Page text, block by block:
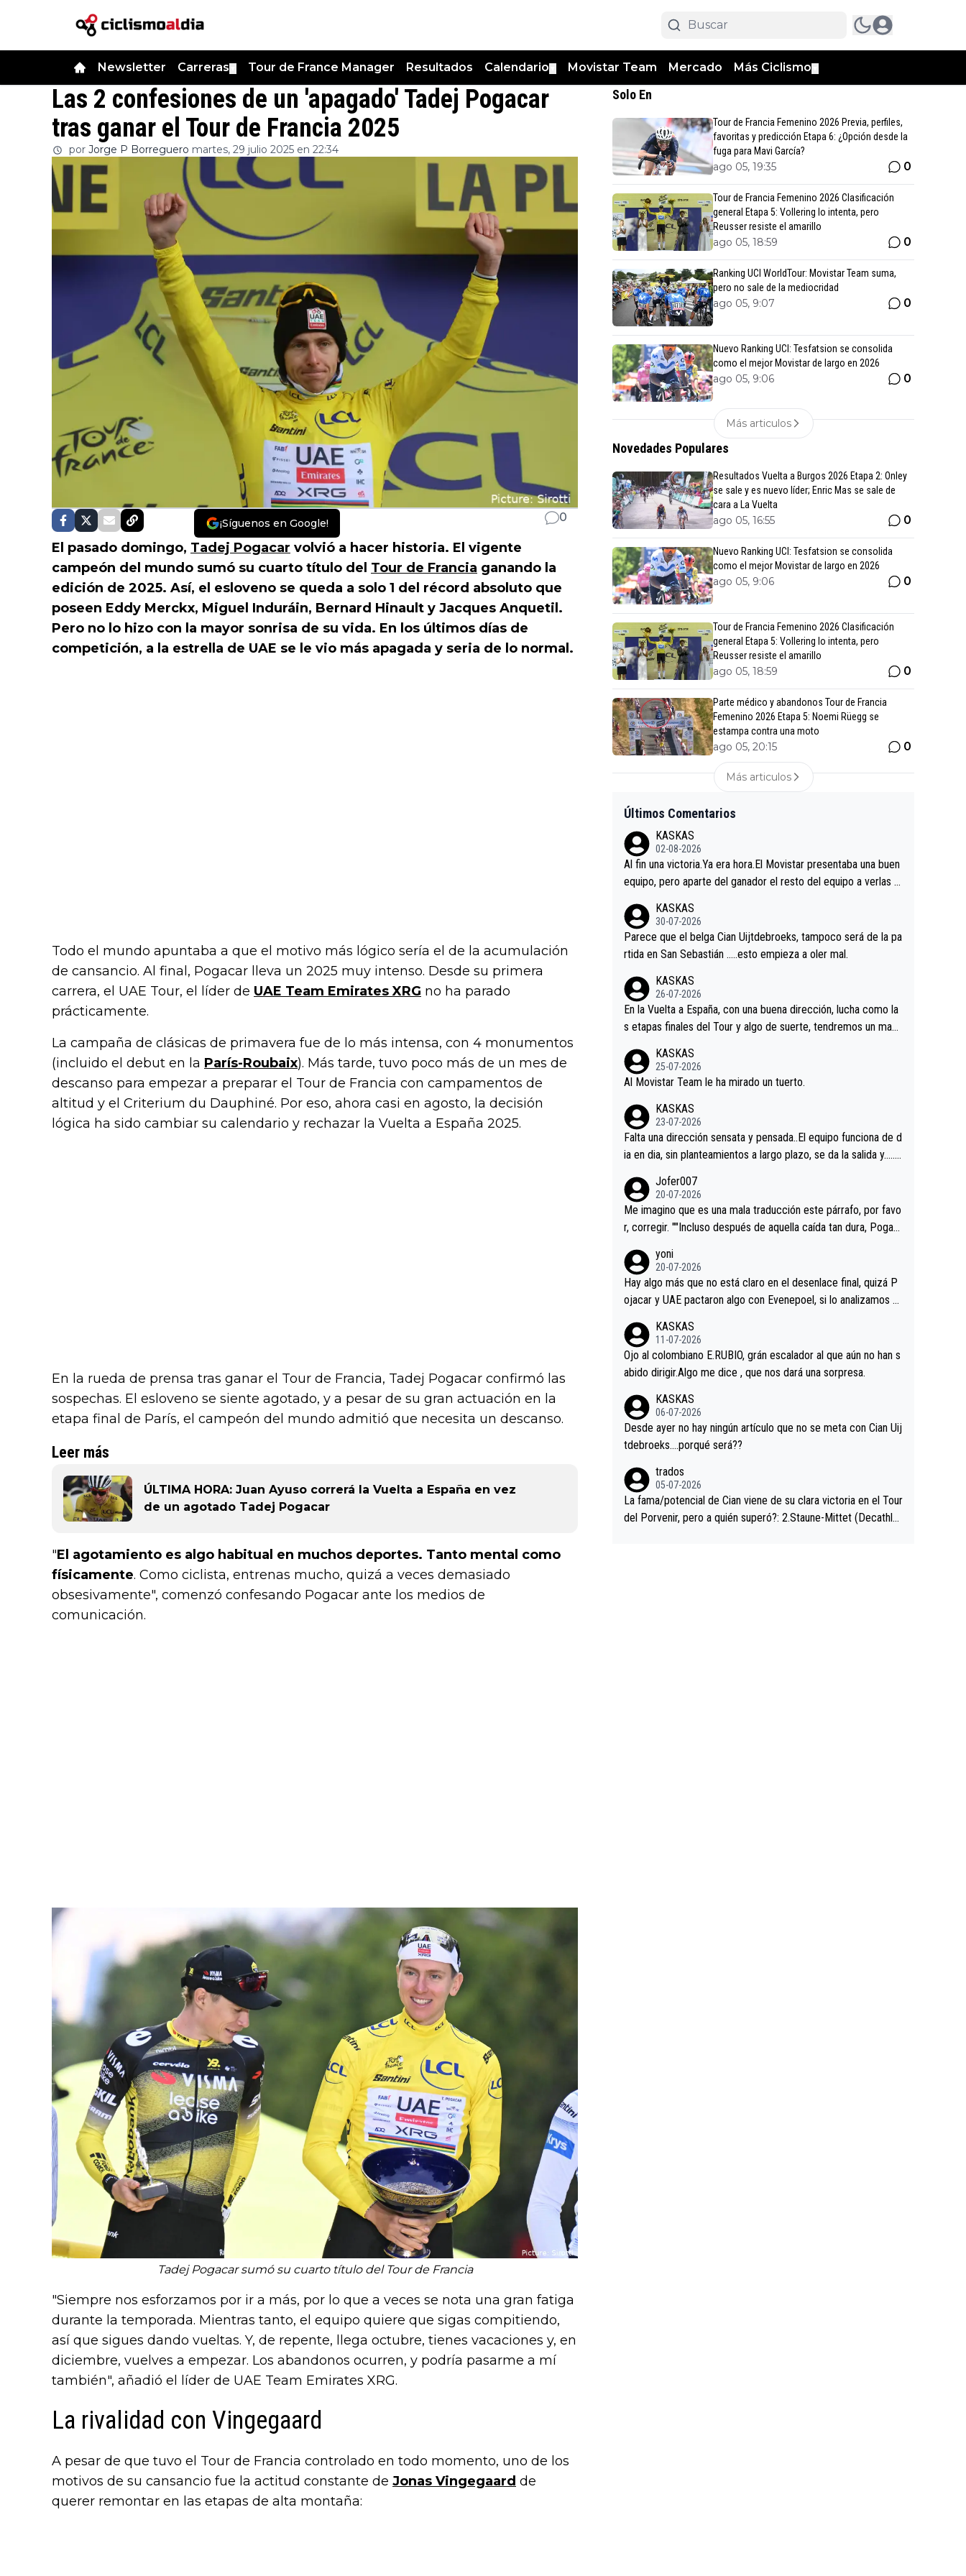
Newsletter Carreras Tour de France Manager Resultados Calendario Movistar Team Mercado Más Ciclismo
Las 2 confesiones de un 'apagado' Tadej Pogacar
tras ganar el Tour de Francia 2025
por Jorge P Borreguero martes, 29 julio 2025 en 22:34
¡Síguenos en Google! 0
El pasado domingo, Tadej Pogacar volvió a hacer historia. El vigente
campeón del mundo sumó su cuarto título del Tour de Francia ganando la
edición de 2025. Así, el esloveno se queda a solo 1 del récord absoluto que
poseen Eddy Merckx, Miguel Induráin, Bernard Hinault y Jacques Anquetil.
Pero no lo hizo con la mayor sonrisa de su vida. En los últimos días de
competición, a la estrella de UAE se le vio más apagada y seria de lo normal.
Todo el mundo apuntaba a que el motivo más lógico sería el de la acumulación
de cansancio. Al final, Pogacar lleva un 2025 muy intenso. Desde su primera
carrera, el UAE Tour, el líder de UAE Team Emirates XRG no ha parado
prácticamente.
La campaña de clásicas de primavera fue de lo más intensa, con 4 monumentos
(incluido el debut en la París-Roubaix). Más tarde, tuvo poco más de un mes de
descanso para empezar a preparar el Tour de Francia con campamentos de
altitud y el Criterium du Dauphiné. Por eso, ahora casi en agosto, la decisión
lógica ha sido cambiar su calendario y rechazar la Vuelta a España 2025.
En la rueda de prensa tras ganar el Tour de Francia, Tadej Pogacar confirmó las
sospechas. El esloveno se siente agotado, y a pesar de su gran actuación en la
etapa final de París, el campeón del mundo admitió que necesita un descanso.
Leer más
ÚLTIMA HORA: Juan Ayuso correrá la Vuelta a España en vez
de un agotado Tadej Pogacar
"El agotamiento es algo habitual en muchos deportes. Tanto mental como
físicamente. Como ciclista, entrenas mucho, quizá a veces demasiado
obsesivamente", comenzó confesando Pogacar ante los medios de
comunicación.
Tadej Pogacar sumó su cuarto título del Tour de Francia
"Siempre nos esforzamos por ir a más, por lo que a veces se nota una gran fatiga
durante la temporada. Mientras tanto, el equipo quiere que sigas compitiendo,
así que sigues dando vueltas. Y, de repente, llega octubre, tienes vacaciones y, en
diciembre, vuelves a empezar. Los abandonos ocurren, y podría pasarme a mí
también", añadió el líder de UAE Team Emirates XRG.
La rivalidad con Vingegaard
A pesar de que tuvo el Tour de Francia controlado en todo momento, uno de los
motivos de su cansancio fue la actitud constante de Jonas Vingegaard de
querer remontar en las etapas de alta montaña:
Solo En
Tour de Francia Femenino 2026 Previa, perfiles,
favoritas y predicción Etapa 6: ¿Opción desde la
fuga para Mavi García?
ago 05, 19:35 0
Tour de Francia Femenino 2026 Clasificación
general Etapa 5: Vollering lo intenta, pero
Reusser resiste el amarillo
ago 05, 18:59 0
Ranking UCI WorldTour: Movistar Team suma,
pero no sale de la mediocridad
ago 05, 9:07 0
Nuevo Ranking UCI: Tesfatsion se consolida
como el mejor Movistar de largo en 2026
ago 05, 9:06 0
Más articulos
Novedades Populares
Resultados Vuelta a Burgos 2026 Etapa 2: Onley
se sale y es nuevo líder; Enric Mas se sale de
cara a La Vuelta
ago 05, 16:55 0
Nuevo Ranking UCI: Tesfatsion se consolida
como el mejor Movistar de largo en 2026
ago 05, 9:06 0
Tour de Francia Femenino 2026 Clasificación
general Etapa 5: Vollering lo intenta, pero
Reusser resiste el amarillo
ago 05, 18:59 0
Parte médico y abandonos Tour de Francia
Femenino 2026 Etapa 5: Noemi Rüegg se
estampa contra una moto
ago 05, 20:15 0
Más articulos
Últimos Comentarios
KASKAS
02-08-2026
Al fin una victoria.Ya era hora.El Movistar presentaba una buen
equipo, pero aparte del ganador el resto del equipo a verlas v
es.La única buena noticia es la mejoría de Enric Más en San S
ebastian.Si en la Vuelta a Burgos sigue la mejoría, podríamos t
ener alguna sorpresa en la Vuelta.Ojalá.
KASKAS
30-07-2026
Parece que el belga Cian Uijtdebroeks, tampoco será de la pa
rtida en San Sebastián …..esto empieza a oler mal.
KASKAS
26-07-2026
En la Vuelta a España, con una buena dirección, lucha como la
s etapas finales del Tour y algo de suerte, tendremos un magn
KASKAS
25-07-2026
Al Movistar Team le ha mirado un tuerto.
KASKAS
23-07-2026
Falta una dirección sensata y pensada..El equipo funciona de d
ia en dia, sin planteamientos a largo plazo, se da la salida y…..v
a, Minguez, Velez etc etc.Me da pena vivir estos momentos t
an tristes sin victorias.
Jofer007
20-07-2026
Me imagino que es una mala traducción este párrafo, por favo
r, corregir. ""Incluso después de aquella caída tan dura, Pogac
rd permaneció pegado a su rueda. Parecía increíble la forma
en la que era capaz de controlar el miedo", recordó."
yoni
20-07-2026
Hay algo más que no está claro en el desenlace final, quizá P
ojacar y UAE pactaron algo con Evenepoel, si lo analizamos P
casi sin pedalear, luego está el saludo con Evenepoel dándose
la mano de una manera muy fraternal, más allá de los típicos t
oques en el hombro con que saludaba a Vingegard. Ahí hubo u
o aprieta, a ver si por querer poner a Del Toro con calzador e
n posición de podio UAE y Pojacar se van complicar el tour.
KASKAS
11-07-2026
Ojo al colombiano E.RUBIO, grán escalador al que aún no han s
abido dirigir.Algo me dice , que nos dará una sorpresa.
KASKAS
06-07-2026
Desde ayer no hay ningún artículo que no se meta con Cian Uij
tdebroeks….porqué será??
trados
05-07-2026
La fama/potencial de Cian viene de su clara victoria en el Tour
del Porvenir, pero a quién superó?: 2.Staune-Mittet (Decathlo